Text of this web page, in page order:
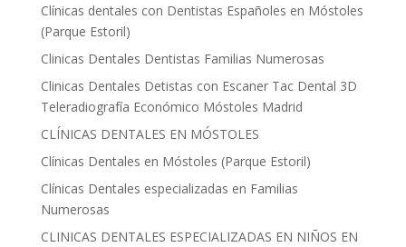
Clínicas dentales con Dentistas Españoles en Móstoles
(Parque Estoril)
Clinicas Dentales Dentistas Familias Numerosas
Clinicas Dentales Detistas con Escaner Tac Dental 3D
Teleradiografía Económico Móstoles Madrid
CLÍNICAS DENTALES EN MÓSTOLES
Clínicas Dentales en Móstoles (Parque Estoril)
Clínicas Dentales especializadas en Familias
Numerosas
CLINICAS DENTALES ESPECIALIZADAS EN NIÑOS EN